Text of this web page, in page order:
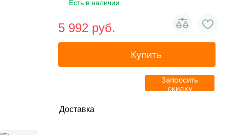
Есть в наличии
5 992 pуб.
Купить
Запросить
скидку
Доставка